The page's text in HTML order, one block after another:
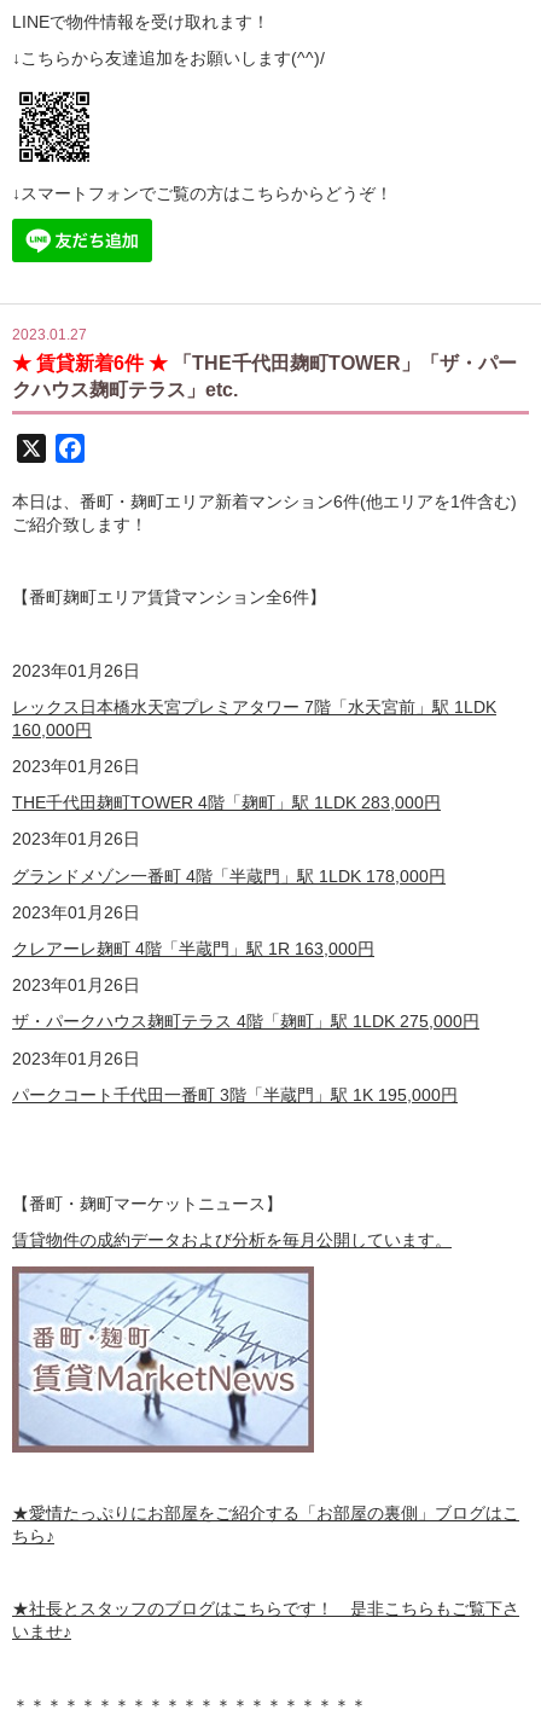
LINEで物件情報を受け取れます！
↓こちらから友達追加をお願いします(^^)/
↓スマートフォンでご覧の方はこちらからどうぞ！
2023.01.27
★ 賃貸新着6件 ★
「THE千代田麹町TOWER」「ザ・パー
クハウス麹町テラス」etc.
本日は、番町・麹町エリア新着マンション6件(他エリアを1件含む)
ご紹介致します！
【番町麹町エリア賃貸マンション全6件】
2023年01月26日
レックス日本橋水天宮プレミアタワー 7階「水天宮前」駅 1LDK
160,000円
2023年01月26日
THE千代田麹町TOWER 4階「麹町」駅 1LDK 283,000円
2023年01月26日
グランドメゾン一番町 4階「半蔵門」駅 1LDK 178,000円
2023年01月26日
クレアーレ麹町 4階「半蔵門」駅 1R 163,000円
2023年01月26日
ザ・パークハウス麹町テラス 4階「麹町」駅 1LDK 275,000円
2023年01月26日
パークコート千代田一番町 3階「半蔵門」駅 1K 195,000円
【番町・麹町マーケットニュース】
賃貸物件の成約データおよび分析を毎月公開しています。
★愛情たっぷりにお部屋をご紹介する 「お部屋の裏側」 ブログはこ
ちら♪
★社長とスタッフのブログはこちらです！ 是非こちらもご覧下さ
いませ♪
＊＊＊＊＊＊＊＊＊＊＊＊＊＊＊＊＊＊＊＊＊